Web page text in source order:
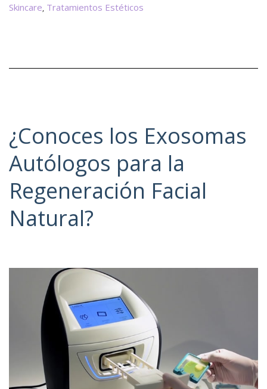
Skincare, Tratamientos Estéticos
¿Conoces los Exosomas
Autólogos para la
Regeneración Facial
Natural?